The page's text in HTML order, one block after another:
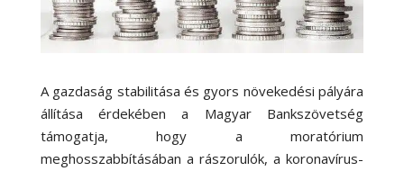
A gazdaság stabilitása és gyors növekedési pályára
állítása érdekében a Magyar Bankszövetség
támogatja, hogy a moratórium
meghosszabbításában a rászorulók, a koronavírus-